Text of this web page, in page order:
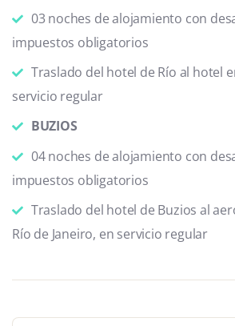
03 noches de alojamiento con
impuestos obligatorios
Traslado del hotel de Río al hotel
servicio regular
BUZIOS
04 noches de alojamiento con
impuestos obligatorios
Traslado del hotel de Buzios al
Río de Janeiro, en servicio regular